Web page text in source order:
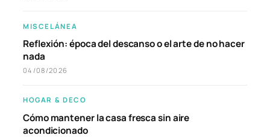
MISCELÁNEA
Reflexión: época del descanso o el arte de no hacer
nada
04/08/2026
HOGAR & DECO
Cómo mantener la casa fresca sin aire
acondicionado